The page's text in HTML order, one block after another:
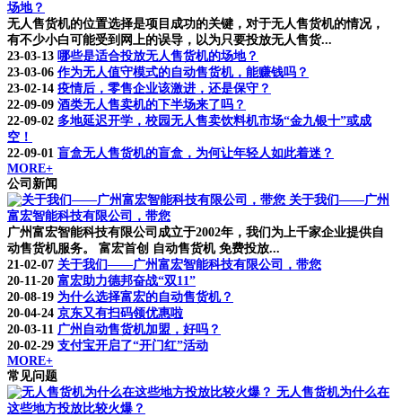
场地？
无人售货机的位置选择是项目成功的关键，对于无人售货机的情况，
有不少小白可能受到网上的误导，以为只要投放无人售货...
23-03-13 哪些是适合投放无人售货机的场地？
23-03-06 作为无人值守模式的自动售货机，能赚钱吗？
23-02-14 疫情后，零售企业该激进，还是保守？
22-09-09 酒类无人售卖机的下半场来了吗？
22-09-02 多地延迟开学，校园无人售卖饮料机市场“金九银十”或成
空！
22-09-01 盲盒无人售货机的盲盒，为何让年轻人如此着迷？
MORE+
公司新闻
关于我们——广州
富宏智能科技有限公司，带您
广州富宏智能科技有限公司成立于2002年，我们为上千家企业提供自
动售货机服务。 富宏首创 自动售货机 免费投放...
21-02-07 关于我们——广州富宏智能科技有限公司，带您
20-11-20 富宏助力德邦奋战“双11”
20-08-19 为什么选择富宏的自动售货机？
20-04-24 京东又有扫码领优惠啦
20-03-11 广州自动售货机加盟，好吗？
20-02-29 支付宝开启了“开门红”活动
MORE+
常见问题
无人售货机为什么在
这些地方投放比较火爆？